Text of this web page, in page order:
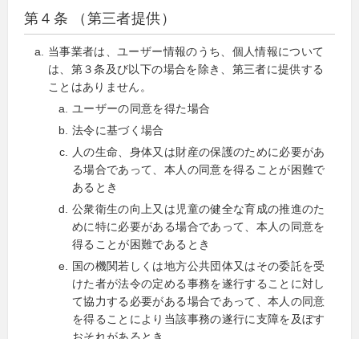
第４条 （第三者提供）
当事業者は、ユーザー情報のうち、個人情報について
は、第３条及び以下の場合を除き、第三者に提供する
ことはありません。
ユーザーの同意を得た場合
法令に基づく場合
人の生命、身体又は財産の保護のために必要があ
る場合であって、本人の同意を得ることが困難で
あるとき
公衆衛生の向上又は児童の健全な育成の推進のた
めに特に必要がある場合であって、本人の同意を
得ることが困難であるとき
国の機関若しくは地方公共団体又はその委託を受
けた者が法令の定める事務を遂行することに対し
て協力する必要がある場合であって、本人の同意
を得ることにより当該事務の遂行に支障を及ぼす